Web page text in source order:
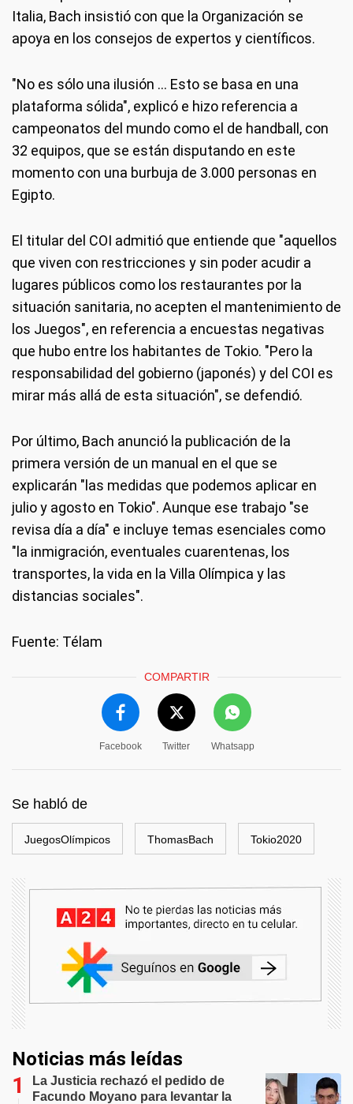
Italia, Bach insistió con que la Organización se
apoya en los consejos de expertos y científicos.
"No es sólo una ilusión ... Esto se basa en una
plataforma sólida", explicó e hizo referencia a
campeonatos del mundo como el de handball, con
32 equipos, que se están disputando en este
momento con una burbuja de 3.000 personas en
Egipto.
El titular del COI admitió que entiende que "aquellos
que viven con restricciones y sin poder acudir a
lugares públicos como los restaurantes por la
situación sanitaria, no acepten el mantenimiento de
los Juegos", en referencia a encuestas negativas
que hubo entre los habitantes de Tokio. "Pero la
responsabilidad del gobierno (japonés) y del COI es
mirar más allá de esta situación", se defendió.
Por último, Bach anunció la publicación de la
primera versión de un manual en el que se
explicarán "las medidas que podemos aplicar en
julio y agosto en Tokio". Aunque ese trabajo "se
revisa día a día" e incluye temas esenciales como
"la inmigración, eventuales cuarentenas, los
transportes, la vida en la Villa Olímpica y las
distancias sociales".
Fuente: Télam
COMPARTIR
Facebook Twitter Whatsapp
Se habló de
JuegosOlímpicos ThomasBach Tokio2020
Noticias más leídas
La Justicia rechazó el pedido de
Facundo Moyano para levantar la